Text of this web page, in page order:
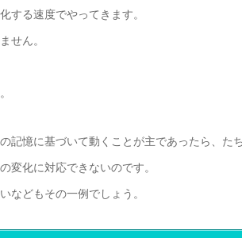
する速度でやってきます。
せん。
記憶に基づいて動くことが主であったら、た
変化に対応できないのです。
などもその一例でしょう。